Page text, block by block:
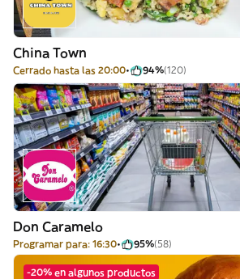
China Town
Cerrado hasta las 20:00 94%(120)
Don Caramelo
Programar para: 16:30 95%(58)
-20% en algunos productos